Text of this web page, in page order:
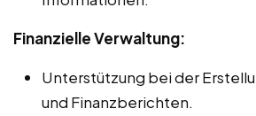
Finanzielle Verwaltung:
Unterstützung bei der
und Finanzberichten.